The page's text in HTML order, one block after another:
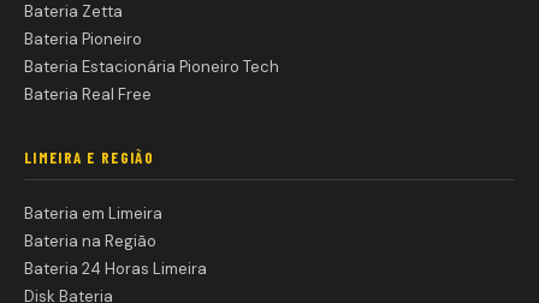
Bateria Zetta
Bateria Pioneiro
Bateria Estacionária Pioneiro Tech
Bateria Real Free
LIMEIRA E REGIÃO
Bateria em Limeira
Bateria na Região
Bateria 24 Horas Limeira
Disk Bateria